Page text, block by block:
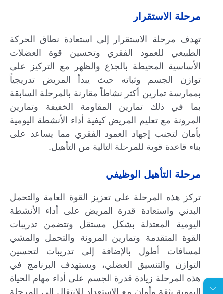
مرحلة الاستقرار
تهدف مرحلة الاستقرار إلى استعادة نطاق الحركة
الطبيعي للعمود الفقري وتحسين قوة العضلات
الأساسية المحيطة بالجذع والظهر مع التركيز على
توازن الجسم وثباته حيث يبدأ المريض تدريجياً
بممارسة تمارين أكثر نشاطاً مقارنة بالمرحلة السابقة
بما في ذلك تمارين المقاومة الخفيفة وتمارين
المرونة مع تعليم المريض كيفية أداء الأنشطة اليومية
بأمان لتجنب إجهاد العمود الفقري مما يساعد على
بناء قاعدة قوية للمرحلة التالية من التأهيل.
مرحلة التأهيل الوظيفي
تركز هذه المرحلة على تعزيز القوة العامة والتحمل
البدني واستعادة قدرة المريض على أداء الأنشطة
اليومية المعتدلة بشكل مستقل وتتضمن تدريبات
القوة المتقدمة وتمارين المرونة والتحمل والمشي
لمسافات أطول بالإضافة إلى تدريبات لتحسين
التوازن والتنسيق العضلي، ويستهدف البرنامج في
هذه المرحلة زيادة قدرة الجسم على أداء مهام الحياة
اليومية بثقة وأمان مع الاستعداد للانتقال إلى المرحلة